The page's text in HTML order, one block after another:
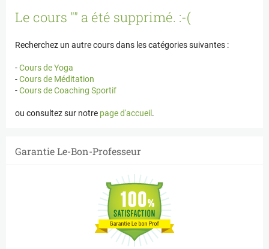
Le cours "" a été supprimé. :-(
Recherchez un autre cours dans les catégories suivantes :
-Cours de Yoga
-Cours de Méditation
-Cours de Coaching Sportif
ou consultez sur notre page d'accueil .
Garantie Le-Bon-Professeur